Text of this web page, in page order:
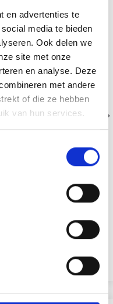
en advertenties te
media te bieden
Ook delen we
site met onze
en analyse. Deze
met andere
of die ze hebben
van hun services.